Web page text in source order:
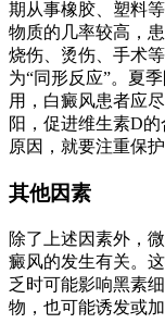
期从事橡胶、塑料
物质的几率较高，
烧伤、烫伤、手术
为“同形反应”。夏
用，白癜风患者应
阳，促进维生素D
原因，就要注重保
其他因素
除了上述因素外，
癜风的发生有关。
乏时可能影响黑素
物，也可能诱发或加